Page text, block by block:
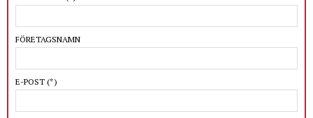
FÖRETAGSNAMN
E-POST (*)